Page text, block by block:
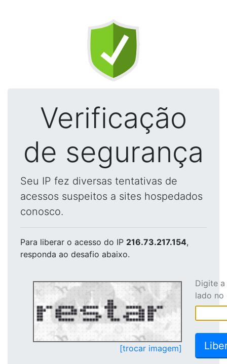
Verificação
de segurança
Seu IP fez diversas tentativas de
acessos suspeitos a sites hospedados
conosco.
Para liberar o acesso do IP 216.73.217.154,
responda ao desafio abaixo.
[trocar imagem]
Digite
lado no